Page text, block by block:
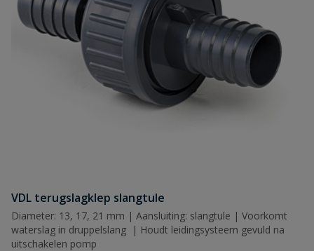
Naam
Samenvatting
Beoordeling versturen
VDL terugslagklep slangtule
Diameter: 13, 17, 21 mm | Aansluiting: slangtule | Voorkomt
waterslag in druppelslang | Houdt leidingsysteem gevuld na
uitschakelen pomp